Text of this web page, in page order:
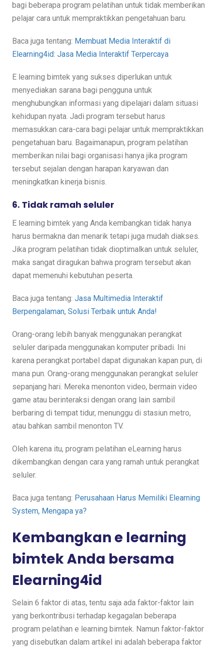
bagi beberapa program pelatihan untuk tidak memberikan
pelajar cara untuk mempraktikkan pengetahuan baru.
Baca juga tentang: Membuat Media Interaktif di
Elearning4id: Jasa Media Interaktif Terpercaya
E learning bimtek yang sukses diperlukan untuk
menyediakan sarana bagi pengguna untuk
menghubungkan informasi yang dipelajari dalam situasi
kehidupan nyata. Jadi program tersebut harus
memasukkan cara-cara bagi pelajar untuk mempraktikkan
pengetahuan baru. Bagaimanapun, program pelatihan
memberikan nilai bagi organisasi hanya jika program
tersebut sejalan dengan harapan karyawan dan
meningkatkan kinerja bisnis.
6. Tidak ramah seluler
E learning bimtek yang Anda kembangkan tidak hanya
harus bermakna dan menarik tetapi juga mudah diakses.
Jika program pelatihan tidak dioptimalkan untuk seluler,
maka sangat diragukan bahwa program tersebut akan
dapat memenuhi kebutuhan peserta.
Baca juga tentang: Jasa Multimedia Interaktif
Berpengalaman, Solusi Terbaik untuk Anda!
Orang-orang lebih banyak menggunakan perangkat
seluler daripada menggunakan komputer pribadi. Ini
karena perangkat portabel dapat digunakan kapan pun, di
mana pun. Orang-orang menggunakan perangkat seluler
sepanjang hari. Mereka menonton video, bermain video
game atau berinteraksi dengan orang lain sambil
berbaring di tempat tidur, menunggu di stasiun metro,
atau bahkan sambil menonton TV.
Oleh karena itu, program pelatihan eLearning harus
dikembangkan dengan cara yang ramah untuk perangkat
seluler.
Baca juga tentang: Perusahaan Harus Memiliki Elearning
System, Mengapa ya?
Kembangkan e learning
bimtek Anda bersama
Elearning4id
Selain 6 faktor di atas, tentu saja ada faktor-faktor lain
yang berkontribusi terhadap kegagalan beberapa
program pelatihan e learning bimtek. Namun faktor-faktor
yang disebutkan dalam artikel ini adalah beberapa faktor